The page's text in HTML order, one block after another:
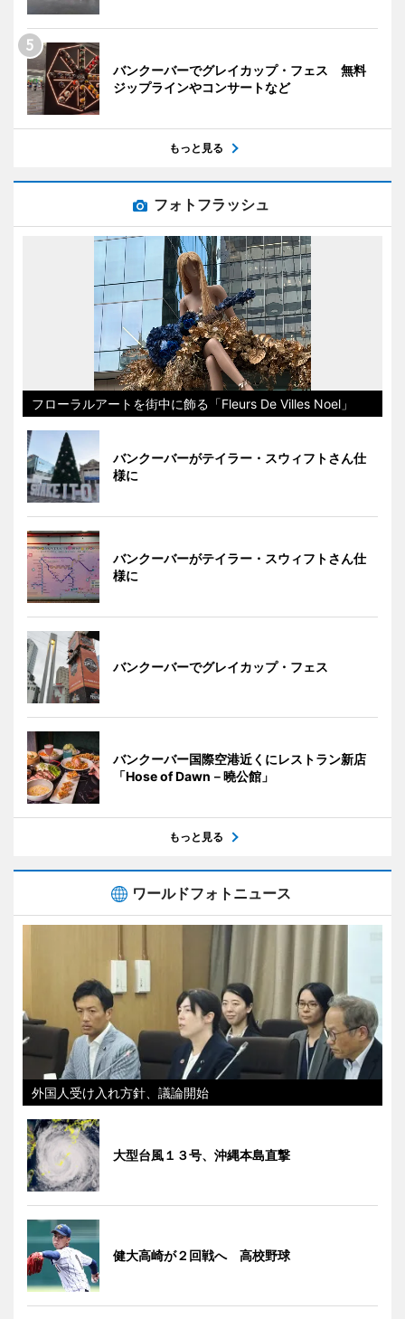
バンクーバーでグレイカップ・フェス 無料
ジップラインやコンサートなど
もっと見る
フォトフラッシュ
フローラルアートを街中に飾る「Fleurs De Villes Noel」
バンクーバーがテイラー・スウィフトさん仕
様に
バンクーバーがテイラー・スウィフトさん仕
様に
バンクーバーでグレイカップ・フェス
バンクーバー国際空港近くにレストラン新店
「Hose of Dawn－曉公館」
もっと見る
ワールドフォトニュース
外国人受け入れ方針、議論開始
大型台風１３号、沖縄本島直撃
健大高崎が２回戦へ 高校野球